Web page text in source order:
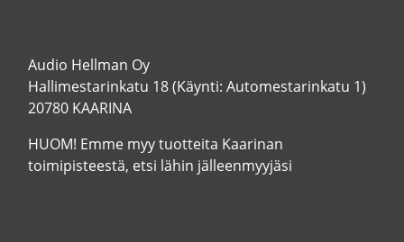
Audio Hellman Oy
Hallimestarinkatu 18 (Käynti: Automestarinkatu 1)
20780 KAARINA
HUOM! Emme myy tuotteita Kaarinan
toimipisteestä, etsi lähin jälleenmyyjäsi